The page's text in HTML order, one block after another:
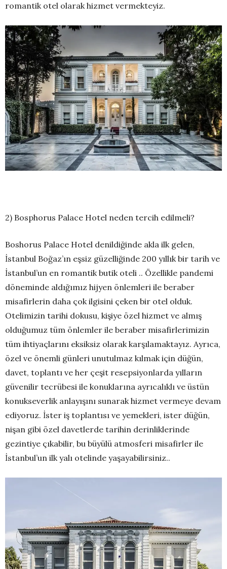
romantik otel olarak hizmet vermekteyiz.
2) Bosphorus Palace Hotel neden tercih edilmeli?
Boshorus Palace Hotel denildiğinde akla ilk gelen,
İstanbul Boğaz’ın eşsiz güzelliğinde 200 yıllık bir tarih ve
İstanbul’un en romantik butik oteli .. Özellikle pandemi
döneminde aldığımız hijyen önlemleri ile beraber
misafirlerin daha çok ilgisini çeken bir otel olduk.
Otelimizin tarihi dokusu, kişiye özel hizmet ve almış
olduğumuz tüm önlemler ile beraber misafirlerimizin
tüm ihtiyaçlarını eksiksiz olarak karşılamaktayız. Ayrıca,
özel ve önemli günleri unutulmaz kılmak için düğün,
davet, toplantı ve her çeşit resepsiyonlarda yılların
güvenilir tecrübesi ile konuklarına ayrıcalıklı ve üstün
konukseverlik anlayışını sunarak hizmet vermeye devam
ediyoruz. İster iş toplantısı ve yemekleri, ister düğün,
nişan gibi özel davetlerde tarihin derinliklerinde
gezintiye çıkabilir, bu büyülü atmosferi misafirler ile
İstanbul’un ilk yalı otelinde yaşayabilirsiniz..